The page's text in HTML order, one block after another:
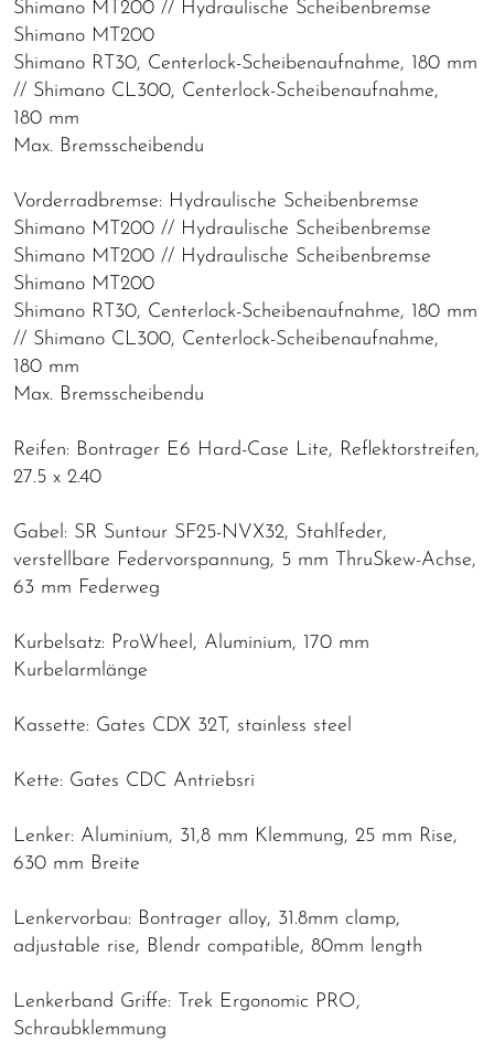
Shimano MT200 // Hydraulische Scheibenbremse
Shimano MT200
Shimano RT30, Centerlock-Scheibenaufnahme, 180 mm
// Shimano CL300, Centerlock-Scheibenaufnahme,
180 mm
Max. Bremsscheibendu
Vorderradbremse: Hydraulische Scheibenbremse
Shimano MT200 // Hydraulische Scheibenbremse
Shimano MT200 // Hydraulische Scheibenbremse
Shimano MT200
Shimano RT30, Centerlock-Scheibenaufnahme, 180 mm
// Shimano CL300, Centerlock-Scheibenaufnahme,
180 mm
Max. Bremsscheibendu
Reifen: Bontrager E6 Hard-Case Lite, Reflektorstreifen,
27.5 x 2.40
Gabel: SR Suntour SF25-NVX32, Stahlfeder,
verstellbare Federvorspannung, 5 mm ThruSkew-Achse,
63 mm Federweg
Kurbelsatz: ProWheel, Aluminium, 170 mm
Kurbelarmlänge
Kassette: Gates CDX 32T, stainless steel
Kette: Gates CDC Antriebsri
Lenker: Aluminium, 31,8 mm Klemmung, 25 mm Rise,
630 mm Breite
Lenkervorbau: Bontrager alloy, 31.8mm clamp,
adjustable rise, Blendr compatible, 80mm length
Lenkerband Griffe: Trek Ergonomic PRO,
Schraubklemmung